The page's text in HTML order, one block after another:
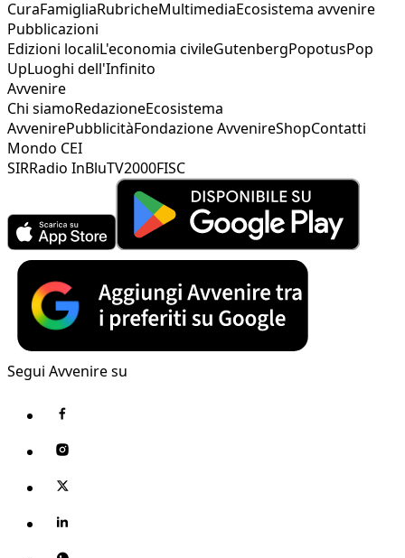
CuraFamigliaRubricheMultimediaEcosistema avvenire
Pubblicazioni
Edizioni localiL'economia civileGutenbergPopotusPop
UpLuoghi dell'Infinito
Avvenire
Chi siamoRedazioneEcosistema
AvvenirePubblicitàFondazione AvvenireShopContatti
Mondo CEI
SIRRadio InBluTV2000FISC
Segui Avvenire su